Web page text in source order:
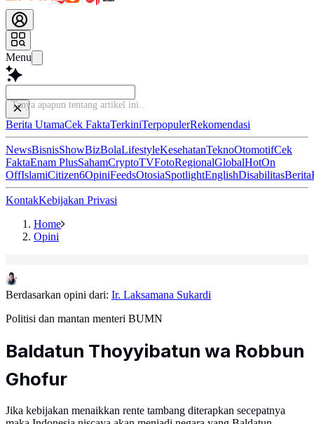
Menu
Tanya apapun tentang artikel ini
Berita UtamaCek FaktaTerkiniTerpopulerRekomendasi
NewsBisnisShowBizBolaLifestyleKesehatanTeknoOtomotifCek
FaktaEnam PlusSahamCryptoTVFotoRegionalGlobalHotOn
OffIslamiCitizen6OpiniFeedsOtosiaSpotlightEnglishDisabilitasBerita
KontakKebijakan Privasi
Home
Opini
Berdasarkan opini dari: Ir. Laksamana Sukardi
Politisi dan mantan menteri BUMN
Baldatun Thoyyibatun wa Robbun
Ghofur
Jika kebijakan menaikkan rente tambang diterapkan secepatnya